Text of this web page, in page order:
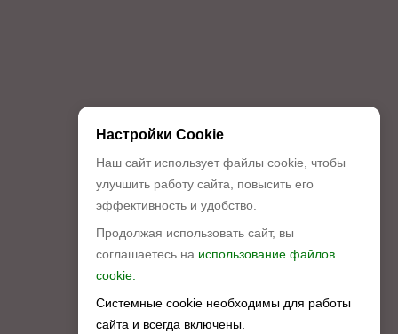
Настройки Cookie
Наш сайт использует файлы cookie, чтобы
улучшить работу сайта, повысить его
эффективность и удобство.
Продолжая использовать сайт, вы
соглашаетесь на использование файлов
cookie.
Системные cookie необходимы для работы
сайта и всегда включены.